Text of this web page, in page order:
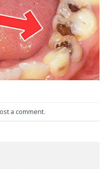
a comment.